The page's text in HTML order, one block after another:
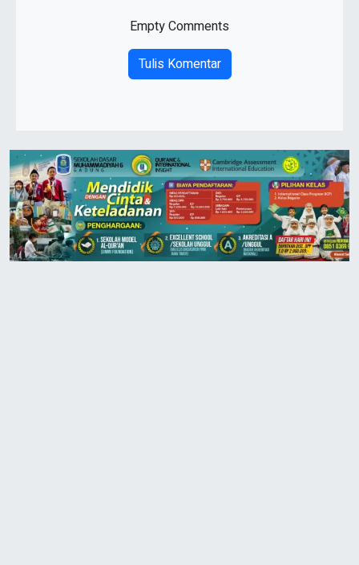
Empty Comments
Tulis Komentar